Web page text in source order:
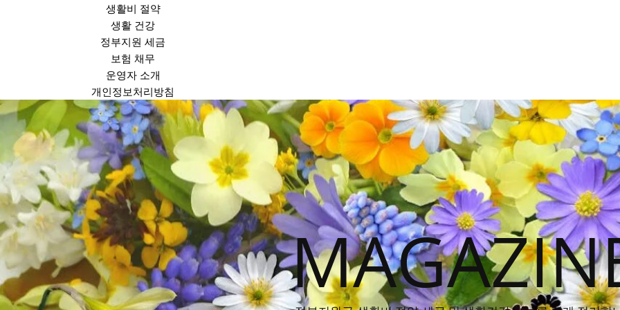
생활비 절약
생활 건강
정부지원 세금
보험 채무
운영자 소개
개인정보처리방침